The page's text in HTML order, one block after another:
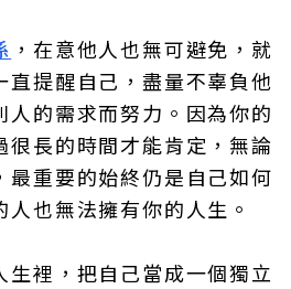
，在意他人也無可避免，就
直提醒自己，盡量不辜負他
人的需求而努力。因為你的
很長的時間才能肯定，無論
最重要的始終仍是自己如何
也無法擁有你的人生。
生裡，把自己當成一個獨立